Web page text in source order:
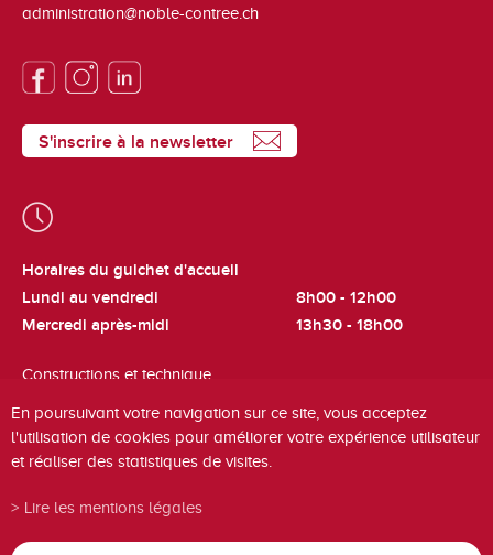
administration@noble-contree.ch
S'inscrire à la newsletter
Horaires du guichet d'accueil
Lundi au vendredi
8h00 - 12h00
Mercredi après-midi
13h30 - 18h00
Constructions et technique
Cadastre et fiscalité
En poursuivant votre navigation sur ce site, vous acceptez
l'utilisation de cookies pour améliorer votre expérience utilisateur
et réaliser des statistiques de visites.
Lire les mentions légales